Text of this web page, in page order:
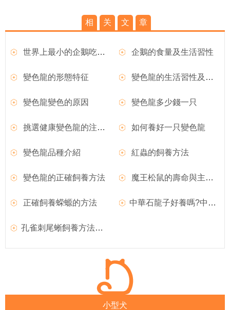
相 关 文 章
世界上最小的企鵝吃什麼？ 企鵝的食量及生活習性
變色龍的形態特征 變色龍的生活習性及變色現象
變色龍變色的原因 變色龍多少錢一只
挑選健康變色龍的注意事項 如何養好一只變色龍
變色龍品種介紹 紅蟲的飼養方法
變色龍的正確飼養方法 魔王松鼠的壽命與主人的喂養方法有很大關系
正確飼養蝾螈的方法 中華石龍子好養嗎?中華石龍子圖片|價格|習性介紹
孔雀刺尾蜥飼養方法和外形特征介紹
小型犬